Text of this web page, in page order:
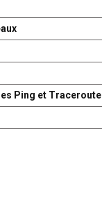
Ping et Traceroute